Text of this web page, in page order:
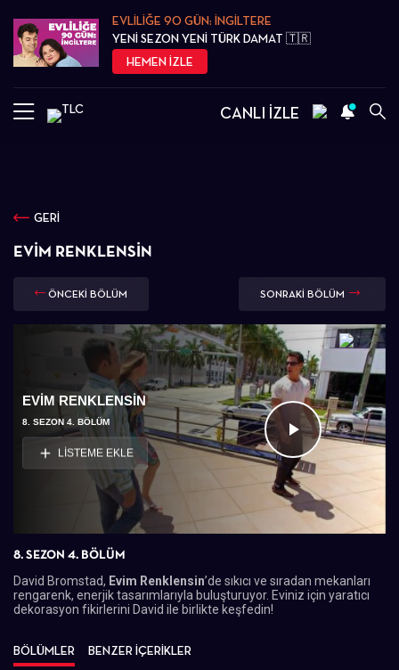
EVLİLİĞE 90 GÜN: İNGİLTERE
YENİ SEZON YENİ TÜRK DAMAT 🇹🇷
HEMEN İZLE
CANLI İZLE
GERİ
EVIM RENKLENSIN
ÖNCEKİ BÖLÜM SONRAKİ BÖLÜM
Videoyu
Oynat
EVIM RENKLENSIN
8. SEZON 4. BÖLÜM
LİSTEME EKLE
8. SEZON 4. BÖLÜM
David Bromstad, Evim Renklensin’de sıkıcı ve sıradan mekanları
rengarenk, enerjik tasarımlarıyla buluşturuyor. Eviniz için yaratıcı
dekorasyon fikirlerini David ile birlikte keşfedin!
BÖLÜMLER BENZER İÇERİKLER